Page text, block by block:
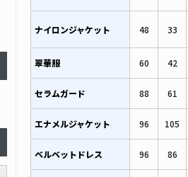
ナイロンジャケット 48 33
翠華服
60 42
セラムガード
88 61
エナメルジャケット
96 105
ベルベットドレス
96 86